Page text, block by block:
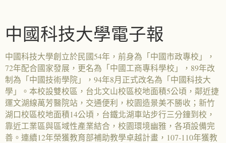
中國科技大學電子報
中國科技大學創立於民國54年，前身為「中國市政專校」，
72年配合國家發展，更名為「中國工商專科學校」，89年改
制為「中國技術學院」，94年8月正式改名為「中國科技大
學」。本校設雙校區，台北文山校區校地面積5公頃，鄰近捷
運文湖線萬芳醫院站，交通便利，校園造景美不勝收；新竹
湖口校區校地面積14公頃，台鐵北湖車站步行三分鐘到校，
靠近工業區與區域性產業結合，校園環境幽雅，各項設備完
善。連續12年榮獲教育部補助教學卓越計畫，107-110年獲教